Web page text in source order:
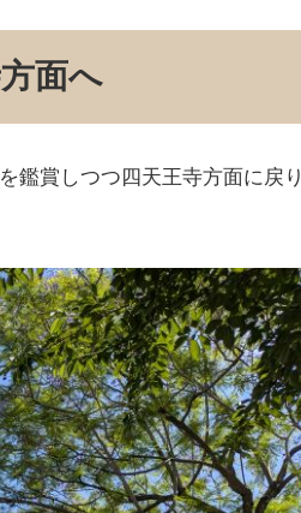
面へ
鑑賞しつつ四天王寺方面に戻り